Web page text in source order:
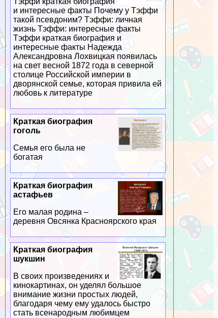
и интересные факты Почему у Тэффи
такой псевдоним? Тэффи: личная
жизнь Тэффи: интересные факты
Тэффи краткая биография и
интересные факты Надежда
Александровна Лохвицкая появилась
на свет весной 1872 года в северной
столице Российской империи в
дворянской семье, которая привила ей
любовь к литературе
Краткая биография
гоголь
Семья его была не
богатая
Краткая биография
астафьев
Его малая родина –
деревня Овсянка Красноярского края
Краткая биография
шукшин
В своих произведениях и
кинокартинах, он уделял большое
внимание жизни простых людей,
благодаря чему ему удалось быстро
стать всенародным любимцем